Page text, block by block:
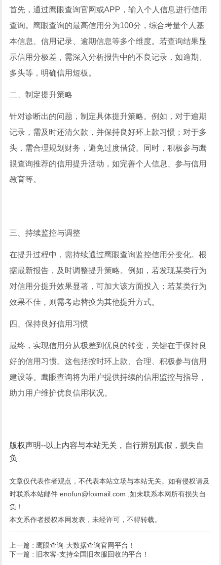
首先，通过鹰眼查询官网或APP，输入个人信息进行信用
查询。鹰眼查询的最高信用分为100分，综合考量个人基
本信息、信用记录、逾期信息等多个维度。若查询结果显
示信用分极差，需深入分析报告中的不良记录，如逾期、
多头等，明确信用短板。
二、制定提升策略
针对诊断出的问题，制定具体提升策略。例如，对于逾期
记录，需及时还清欠款，并保持良好环上款习惯；对于多
头，需合理规划财务，避免过度借贷。同时，积极参与鹰
眼查询推荐的信用提升活动，如完善个人信息、参与信用
教育等。
三、持续监控与调整
在提升过程中，需持续通过鹰眼查询监控信用分变化。根
据最新报告，及时调整提升策略。例如，若发现某类行为
对信用分提升效果显著，可加大该方面投入；若某类行为
效果不佳，则需考虑替换为其他提升方式。
四、保持良好信用习惯
最终，实现信用分从极差到优良的转变，关键在于保持良
好的信用习惯。这包括按时环上款、合理、积极参与信用
建设等。鹰眼查询将为用户提供持续的信用监控与指导，
助力用户维护优良信用状况。
版权声明--以上内容与本站无关，自行辨别真假，损失自
负
文章仅代表作者观点，不代表本站立场与本站无关。如有侵权请及
时联系本站邮件 enofun@foxmail.com ,如未联系本网所有损失自
负！
本文系作者授权本网发表，未经许可，不得转载。
上一篇 : 鹰眼查询-大数据查询官网平台！
下一篇 : 旧衣客-支持全国旧衣服回收的平台！